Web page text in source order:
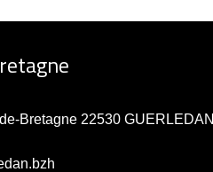
Bretagne 22530 GUERLEDAN